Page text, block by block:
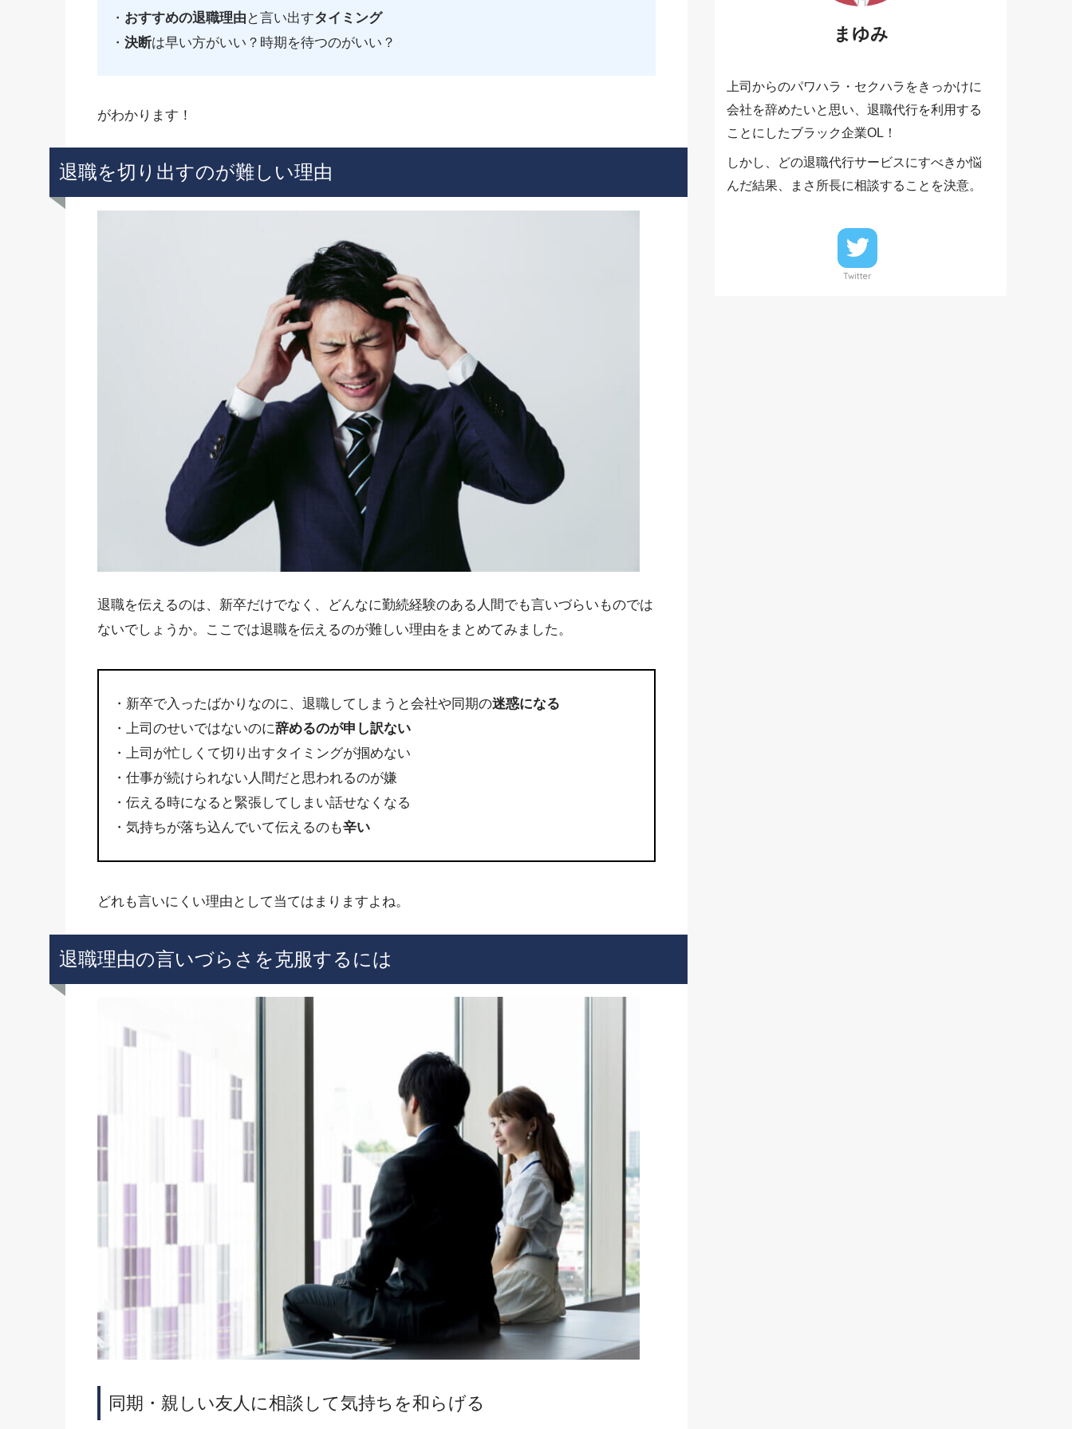
・ おすすめの退職理由 と言い出すタイミング
・決断は早い方がいい？時期を待つのがいい？
がわかります！
退職を切り出すのが難しい理由
退職を伝えるのは、新卒だけでなく、どんなに勤続経験のある人間でも言いづらいものでは
ないでしょうか。ここでは退職を伝えるのが難しい理由をまとめてみました。
・新卒で入ったばかりなのに、退職してしまうと会社や同期の迷惑になる
・上司のせいではないのに辞めるのが申し訳ない
・上司が忙しくて切り出すタイミングが掴めない
・仕事が続けられない人間だと思われるのが嫌
・伝える時になると緊張してしまい話せなくなる
・気持ちが落ち込んでいて伝えるのも辛い
どれも言いにくい理由として当てはまりますよね。
退職理由の言いづらさを克服するには
同期・親しい友人に相談して気持ちを和らげる
まゆみ
上司からのパワハラ・セクハラをきっかけに
会社を辞めたいと思い、退職代行を利用する
ことにしたブラック企業OL！
しかし、どの退職代行サービスにすべきか悩
んだ結果、まさ所長に相談することを決意。
Twitter